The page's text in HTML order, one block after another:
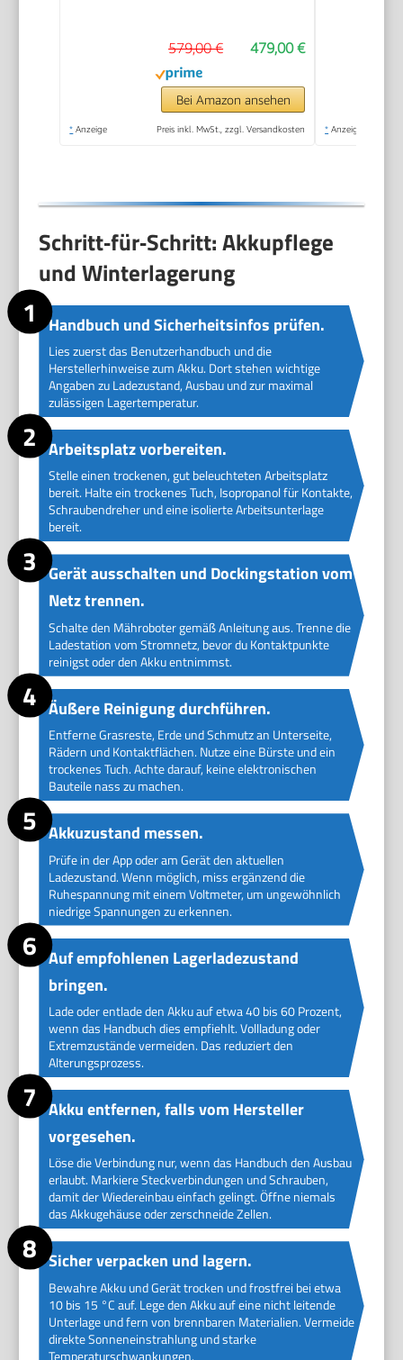
479,00 €
579,00 €
Bei Amazon ansehen
* Anzeige Preis inkl. MwSt., zzgl. Versandkosten * Anzeige
Schritt‑für‑Schritt: Akkupflege
und Winterlagerung
Handbuch und Sicherheitsinfos prüfen.
Lies zuerst das Benutzerhandbuch und die
Herstellerhinweise zum Akku. Dort stehen wichtige
Angaben zu Ladezustand, Ausbau und zur maximal
zulässigen Lagertemperatur.
Arbeitsplatz vorbereiten.
Stelle einen trockenen, gut beleuchteten Arbeitsplatz
bereit. Halte ein trockenes Tuch, Isopropanol für Kontakte,
Schraubendreher und eine isolierte Arbeitsunterlage
bereit.
Gerät ausschalten und Dockingstation vom
Netz trennen.
Schalte den Mähroboter gemäß Anleitung aus. Trenne die
Ladestation vom Stromnetz, bevor du Kontaktpunkte
reinigst oder den Akku entnimmst.
Äußere Reinigung durchführen.
Entferne Grasreste, Erde und Schmutz an Unterseite,
Rädern und Kontaktflächen. Nutze eine Bürste und ein
trockenes Tuch. Achte darauf, keine elektronischen
Bauteile nass zu machen.
Akkuzustand messen.
Prüfe in der App oder am Gerät den aktuellen
Ladezustand. Wenn möglich, miss ergänzend die
Ruhespannung mit einem Voltmeter, um ungewöhnlich
niedrige Spannungen zu erkennen.
Auf empfohlenen Lagerladezustand
bringen.
Lade oder entlade den Akku auf etwa 40 bis 60 Prozent,
wenn das Handbuch dies empfiehlt. Vollladung oder
Extremzustände vermeiden. Das reduziert den
Alterungsprozess.
Akku entfernen, falls vom Hersteller
vorgesehen.
Löse die Verbindung nur, wenn das Handbuch den Ausbau
erlaubt. Markiere Steckverbindungen und Schrauben,
damit der Wiedereinbau einfach gelingt. Öffne niemals
das Akkugehäuse oder zerschneide Zellen.
Sicher verpacken und lagern.
Bewahre Akku und Gerät trocken und frostfrei bei etwa
10 bis 15 °C auf. Lege den Akku auf eine nicht leitende
Unterlage und fern von brennbaren Materialien. Vermeide
direkte Sonneneinstrahlung und starke
Temperaturschwankungen.